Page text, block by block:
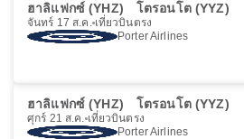
ฮาลิแฟกซ์ (YHZ) โตรอนโต (YYZ)
จันทร์ 17 ส.ค. เที่ยวบินตรง
Porter Airlines
ฮาลิแฟกซ์ (YHZ) โตรอนโต (YYZ)
ศุกร์ 21 ส.ค. เที่ยวบินตรง
Porter Airlines